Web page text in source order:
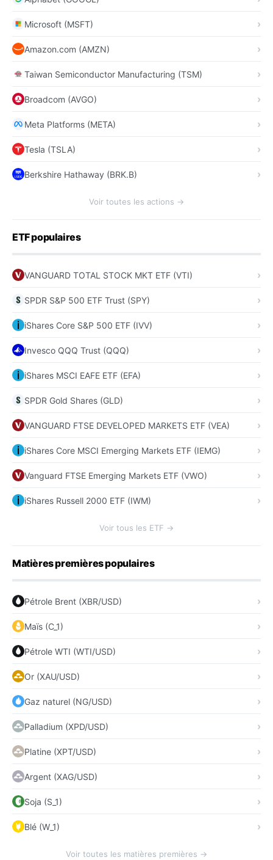
Microsoft (MSFT)
Amazon.com (AMZN)
Taiwan Semiconductor Manufacturing (TSM)
Broadcom (AVGO)
Meta Platforms (META)
Tesla (TSLA)
Berkshire Hathaway (BRK.B)
Voir toutes les actions →
ETF populaires
VANGUARD TOTAL STOCK MKT ETF (VTI)
SPDR S&P 500 ETF Trust (SPY)
iShares Core S&P 500 ETF (IVV)
Invesco QQQ Trust (QQQ)
iShares MSCI EAFE ETF (EFA)
SPDR Gold Shares (GLD)
VANGUARD FTSE DEVELOPED MARKETS ETF (VEA)
iShares Core MSCI Emerging Markets ETF (IEMG)
Vanguard FTSE Emerging Markets ETF (VWO)
iShares Russell 2000 ETF (IWM)
Voir tous les ETF →
Matières premières populaires
Pétrole Brent (XBR/USD)
Maïs (C_1)
Pétrole WTI (WTI/USD)
Or (XAU/USD)
Gaz naturel (NG/USD)
Palladium (XPD/USD)
Platine (XPT/USD)
Argent (XAG/USD)
Soja (S_1)
Blé (W_1)
Voir toutes les matières premières →